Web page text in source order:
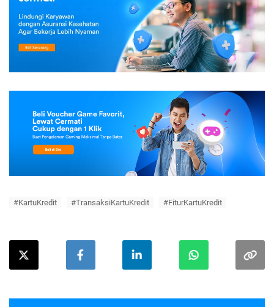
#KartuKredit #TransaksiKartuKredit #FiturKartuKredit